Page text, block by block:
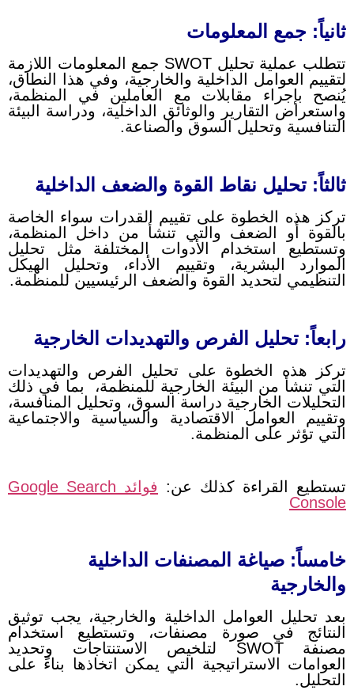
ثانياً: جمع المعلومات
تتطلب عملية تحليل SWOT جمع المعلومات اللازمة
لتقييم العوامل الداخلية والخارجية، وفي هذا النطاق،
يُنصح بإجراء مقابلات مع العاملين في المنظمة،
واستعراض التقارير والوثائق الداخلية، ودراسة البيئة
التنافسية وتحليل السوق والصناعة.
ثالثاً: تحليل نقاط القوة والضعف الداخلية
تركز هذه الخطوة على تقييم القدرات سواء الخاصة
بالقوة أو الضعف والتي تنشأ من داخل المنظمة،
وتستطيع استخدام الأدوات المختلفة مثل تحليل
الموارد البشرية، وتقييم الأداء، وتحليل الهيكل
التنظيمي لتحديد القوة والضعف الرئيسيين للمنظمة.
رابعاً: تحليل الفرص والتهديدات الخارجية
تركز هذه الخطوة على تحليل الفرص والتهديدات
التي تنشأ من البيئة الخارجية للمنظمة، بما في ذلك
التحليلات الخارجية دراسة السوق، وتحليل المنافسة،
وتقييم العوامل الاقتصادية والسياسية والاجتماعية
التي تؤثر على المنظمة.
تستطيع القراءة كذلك عن:
فوائد Google Search
Console
خامساً: صياغة المصنفات الداخلية
والخارجية
بعد تحليل العوامل الداخلية والخارجية، يجب توثيق
النتائج في صورة مصنفات، وتستطيع استخدام
مصنفة SWOT لتلخيص الاستنتاجات وتحديد
العوامات الاستراتيجية التي يمكن اتخاذها بناءً على
التحليل.